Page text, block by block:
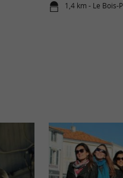
1,4 km - Le Bois-